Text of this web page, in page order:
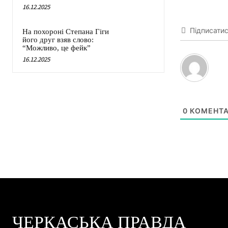
16.12.2025
На похороні Степана Гіги
його друг взяв слово:
“Можливо, це фейк”
16.12.2025
0
ЧЕРКАСЬКА ПРАВДА